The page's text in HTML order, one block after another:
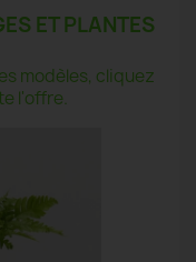
ET PLANTES
modèles, cliquez
l'offre.